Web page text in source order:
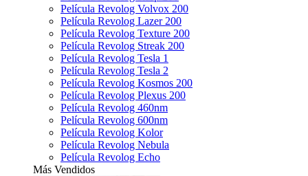
Película Revolog Volvox 200
Película Revolog Lazer 200
Película Revolog Texture 200
Película Revolog Streak 200
Película Revolog Tesla 1
Película Revolog Tesla 2
Película Revolog Kosmos 200
Película Revolog Plexus 200
Película Revolog 460nm
Película Revolog 600nm
Película Revolog Kolor
Película Revolog Nebula
Película Revolog Echo
Más Vendidos